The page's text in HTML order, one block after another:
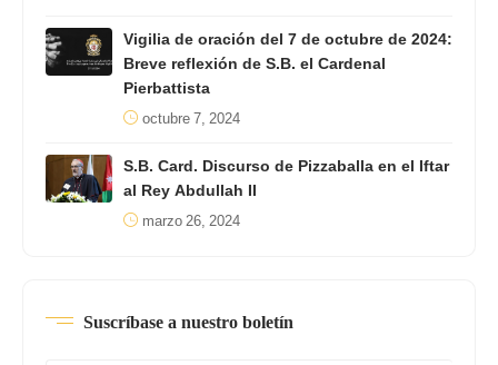
Vigilia de oración del 7 de octubre de 2024:
Breve reflexión de S.B. el Cardenal
Pierbattista
octubre 7, 2024
S.B. Card. Discurso de Pizzaballa en el Iftar
al Rey Abdullah II
marzo 26, 2024
Suscríbase a nuestro boletín